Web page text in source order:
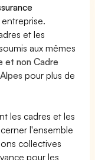
et les
aux mêmes
et non Cadre
pour plus de
les cadres et les
l'ensemble
collectives
pour les